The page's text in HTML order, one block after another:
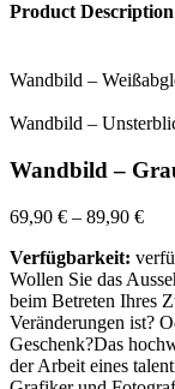
Product Description
Wandbild –
Wandbild –
Wandbild –
69,90 € – 89,90 €
Verfügbarkeit:
Wollen Sie das
beim Betreten Ihres
Veränderungen ist?
Geschenk?Das
der Arbeit eines